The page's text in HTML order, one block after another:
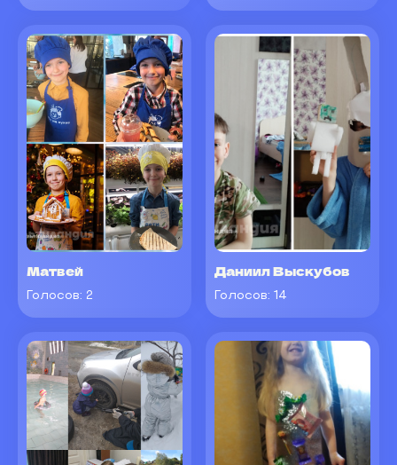
Матвей
Голосов: 2
Даниил Выскубов
Голосов: 14